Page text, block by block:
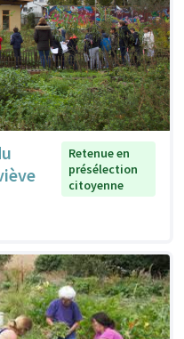
Retenue en
présélection
citoyenne